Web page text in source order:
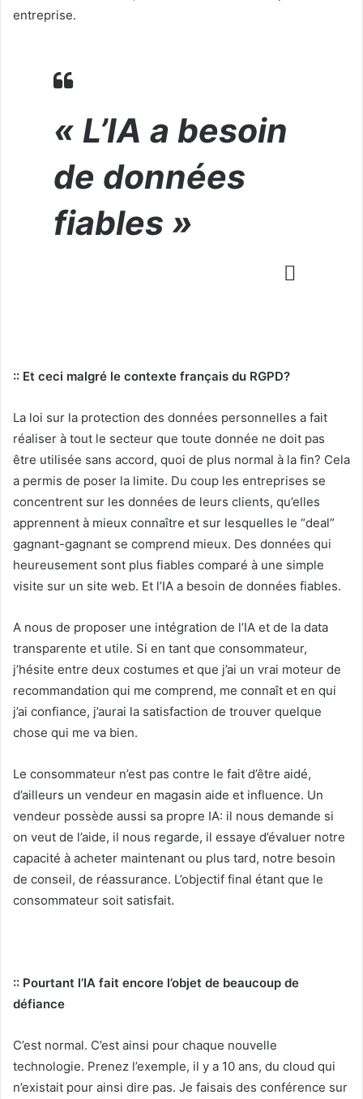
entreprise.
« L’IA a besoin
de données
fiables »
:: Et ceci malgré le contexte français du RGPD?
La loi sur la protection des données personnelles a fait
réaliser à tout le secteur que toute donnée ne doit pas
être utilisée sans accord, quoi de plus normal à la fin? Cela
a permis de poser la limite. Du coup les entreprises se
concentrent sur les données de leurs clients, qu’elles
apprennent à mieux connaître et sur lesquelles le “deal”
gagnant-gagnant se comprend mieux. Des données qui
heureusement sont plus fiables comparé à une simple
visite sur un site web. Et l’IA a besoin de données fiables.
A nous de proposer une intégration de l’IA et de la data
transparente et utile. Si en tant que consommateur,
j’hésite entre deux costumes et que j’ai un vrai moteur de
recommandation qui me comprend, me connaît et en qui
j’ai confiance, j’aurai la satisfaction de trouver quelque
chose qui me va bien.
Le consommateur n’est pas contre le fait d’être aidé,
d’ailleurs un vendeur en magasin aide et influence. Un
vendeur possède aussi sa propre IA: il nous demande si
on veut de l’aide, il nous regarde, il essaye d’évaluer notre
capacité à acheter maintenant ou plus tard, notre besoin
de conseil, de réassurance. L’objectif final étant que le
consommateur soit satisfait.
:: Pourtant l’IA fait encore l’objet de beaucoup de
défiance
C’est normal. C’est ainsi pour chaque nouvelle
technologie. Prenez l’exemple, il y a 10 ans, du cloud qui
n’existait pour ainsi dire pas. Je faisais des conférence sur